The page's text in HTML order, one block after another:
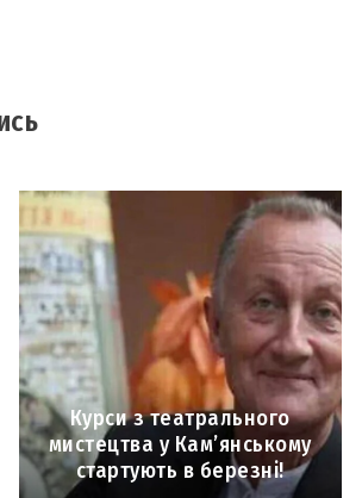
Курси з театрального
мистецтва у Кам’янському
стартують в березні!